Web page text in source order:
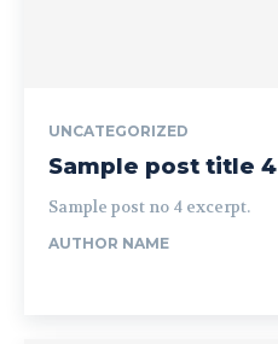
UNCATEGORIZED
Sample post title 4
Sample post no 4 excerpt.
AUTHOR NAME